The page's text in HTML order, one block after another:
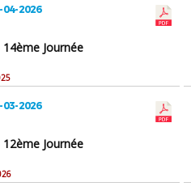
2026
Journée
2026
Journée